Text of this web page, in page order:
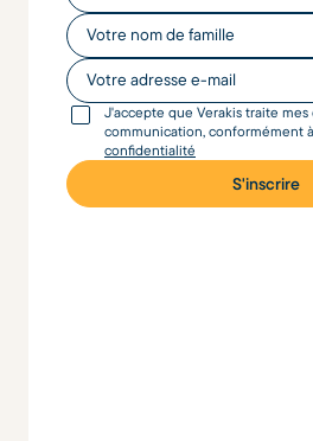
Votre nom de famille
Votre adresse e-mail
J'accepte que Verakis traite mes
communication, conformément à
confidentialité